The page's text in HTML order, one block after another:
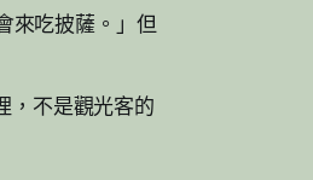
來吃披薩。」但
，不是觀光客的